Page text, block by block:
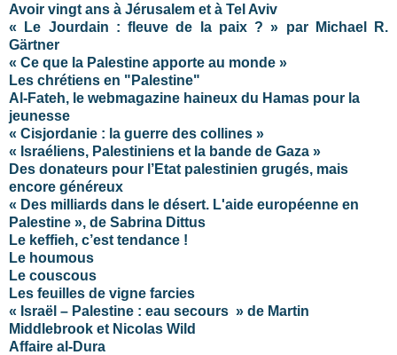
Avoir vingt ans à Jérusalem et à Tel Aviv
« Le Jourdain : fleuve de la paix ? » par Michael R.
Gärtner
« Ce que la Palestine apporte au monde »
Les chrétiens en "Palestine"
Al-Fateh, le webmagazine haineux du Hamas pour la
jeunesse
« Cisjordanie : la guerre des collines »
« Israéliens, Palestiniens et la bande de Gaza »
Des donateurs pour l’Etat palestinien grugés, mais
encore généreux
« Des milliards dans le désert. L'aide européenne en
Palestine », de Sabrina Dittus
Le keffieh, c’est tendance !
Le houmous
Le couscous
Les feuilles de vigne farcies
« Israël – Palestine : eau secours » de Martin
Middlebrook et Nicolas Wild
Affaire al-Dura